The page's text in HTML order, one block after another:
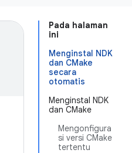
Pada halaman
ini
Menginstal NDK
dan CMake
secara
otomatis
Menginstal NDK
dan CMake
Mengonfigura
si versi CMake
tertentu